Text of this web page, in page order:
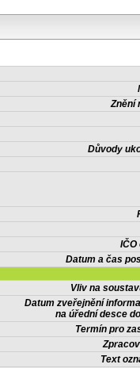
Znění
Důvody
IČO
Datum a čas
Vliv na
Datum zveřejnění
na úřední desce
Termín pro
Text